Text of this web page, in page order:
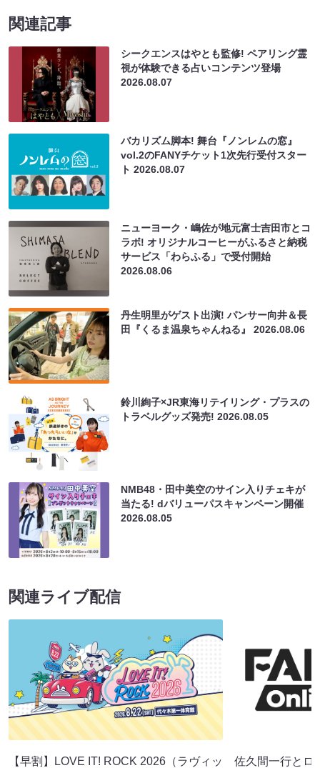
関連記事
シークエンスはやとも監修! ペアリング霊
視が体験できる占いコンテンツ登場
2026.08.07
バカリズム脚本! 舞台『ノンレムの窓』
vol.2のFANYチケット1次先行受付スター
ト2026.08.07
ニューヨーク・嶋佐が地元富士吉田市とコ
ラボ! オリジナルコーヒーがふるさと納税
サービス「わらふる」で受付開始
2026.08.06
丹生明里がゲスト出演! パンサー向井＆長
田『くるま温泉ちゃんねる』2026.08.06
鈴川絢子×JR東海リテイリング・プラスの
トラベルグッズ発売!2026.08.05
NMB48・田中美空のサイン入りチェキが
当たる! dバリューパスキャンペーン開催
2026.08.05
関連ライブ配信
【早割】LOVE IT! ROCK 2026（ラヴィッ
佐久間一行とロ